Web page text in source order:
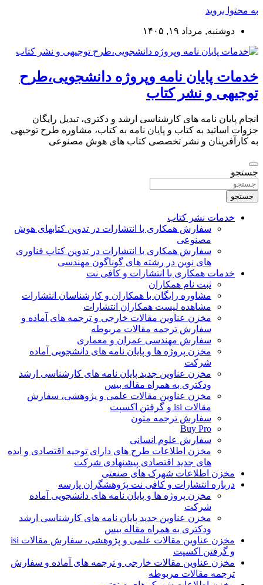
به محتوا بروید
دوشنبه, مرداد ۱۹, ۱۴۰۵
خدمات پایان نامه وپروژه دانشجویی،طرح
توجیهی و نشر کتاب
انجام پایان نامه های کارشناسی ارشد و دکتری، تبدیل رایگان
جزوات اساتید به کتاب و پایان نامه به کتاب، مشاوره طرح توجیهی
به کارآفرینان و نشر تخصصی کتاب های هوش مصنوعی
جستجو
جستجو
خدمات نشر کتاب
سفارش همکاری با انتشارات در تدوین کتابهای هوش
مصنوعی
سفارش همکاری با انتشارات در تدوین کتاب فناوری
های نوین در رشته های گوناگون مهندسی
خدمات همکاری با انتشارات و کافی نت
ثبت نام همکاران
مشاوره رایگان با همکاران و کارشناسان انتشارات
مشاهده لیست همکاران انتشارات
مخزن عناوین مقالات خارجی و ترجمه های آماده و
سفارش ترجمه مقالات مربوطه
سفارش مهندسی عمران و معماری
مخزن پروژه ها و پایان نامه های دانشجویی آماده
شرکت
مخزن عناوین جدید پایان نامه های کارشناسی ارشد
ودکتری به همراه مقاله بیس
مخزن عناوین مقالات علمی و پژوهشی، سفارش
مقالات isi و گرفتن اکسپت
سفارش ترجمه متون
Buy Pro
سفارش علوم انسانی
مخزن اطلاعات طرح های دارای توجیه اقتصادی و ایده
های جدید اقتصادی پیشنهادی شرکت
مخزن اطلاعات شهرک های صنعتی
درباره انتشارات و کافی نت پژوهشگران پارسه
مخزن پروژه ها و پایان نامه های دانشجویی آماده
شرکت
مخزن عناوین جدید پایان نامه های کارشناسی ارشد
ودکتری به همراه مقاله بیس
مخزن عناوین مقالات علمی و پژوهشی، سفارش مقالات isi
و گرفتن اکسپت
مخزن عناوین مقالات خارجی و ترجمه های آماده و سفارش
ترجمه مقالات مربوطه